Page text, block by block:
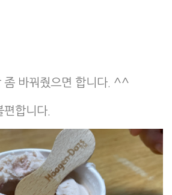
좀 바꿔줬으면 합니다. ^^
합니다.